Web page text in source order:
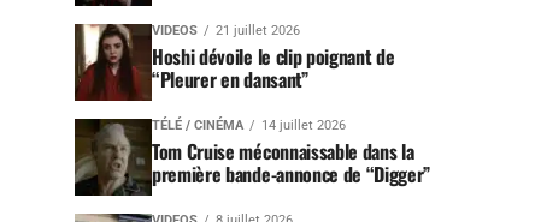
VIDEOS 21 juillet 2026
Hoshi dévoile le clip poignant de
“Pleurer en dansant”
TÉLÉ / CINÉMA 14 juillet 2026
Tom Cruise méconnaissable dans la
première bande-annonce de “Digger”